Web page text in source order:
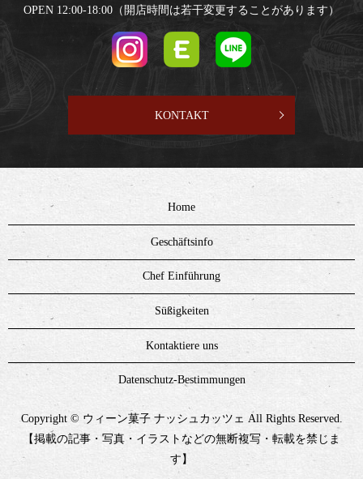
OPEN 12:00-18:00（開店時間は若干変更することがあります）
KONTAKT
Home
Geschäftsinfo
Chef Einführung
Süßigkeiten
Kontaktiere uns
Datenschutz-Bestimmungen
Copyright © ウィーン菓子 ナッシュカッツェ All Rights Reserved.
【掲載の記事・写真・イラストなどの無断複写・転載を禁じま
す】